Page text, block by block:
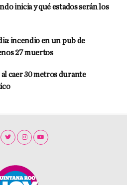
inicia y qué estados serán los
incendio en un pub de
27 muertos
caer 30 metros durante